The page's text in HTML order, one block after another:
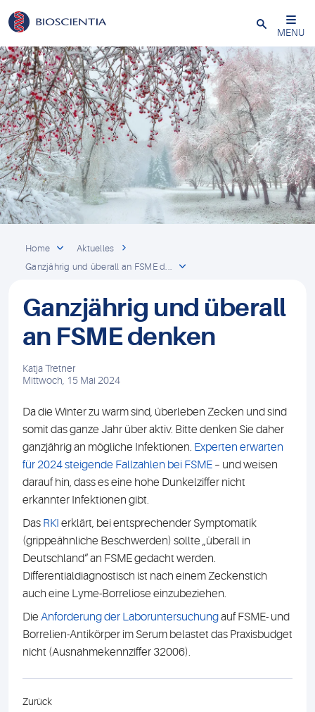
Schließen
MENU
Home
Aktuelles
Ganzjährig und überall an FSME d...
Ganzjährig und überall
an FSME denken
Katja Tretner
Mittwoch, 15 Mai 2024
Da die Winter zu warm sind, überleben Zecken und sind
somit das ganze Jahr über aktiv. Bitte denken Sie daher
ganzjährig an mögliche Infektionen. Experten erwarten
für 2024 steigende Fallzahlen bei FSME – und weisen
darauf hin, dass es eine hohe Dunkelziffer nicht
erkannter Infektionen gibt.
Das RKI erklärt, bei entsprechender Symptomatik
(grippeähnliche Beschwerden) sollte „überall in
Deutschland“ an FSME gedacht werden.
Differentialdiagnostisch ist nach einem Zeckenstich
auch eine Lyme-Borreliose einzubeziehen.
Die Anforderung der Laboruntersuchungauf FSME- und
Borrelien-Antikörper im Serum belastet das Praxisbudget
nicht (Ausnahmekennziffer 32006).
Zurück